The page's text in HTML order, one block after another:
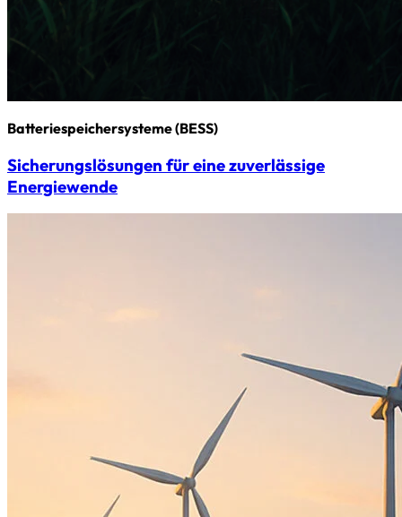
Batterie­speicher­systeme (BESS)
Sicherungs­­lösungen für eine zuverlässige
Energiewende